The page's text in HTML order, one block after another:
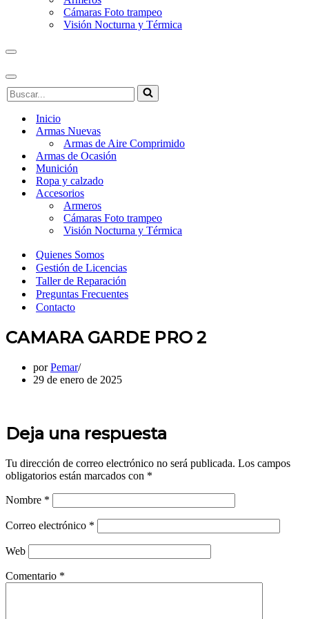
Cámaras Foto trampeo
Visión Nocturna y Térmica
Menú
navegación
Menú
de
navegación
Buscar...
Inicio
Armas Nuevas
Armas de Aire Comprimido
Armas de Ocasión
Munición
Ropa y calzado
Accesorios
Armeros
Cámaras Foto trampeo
Visión Nocturna y Térmica
Quienes Somos
Gestión de Licencias
Taller de Reparación
Preguntas Frecuentes
Contacto
CAMARA GARDE PRO 2
porPemar
29 de enero de 2025
Deja una respuesta
Tu dirección de correo electrónico no será publicada. Los campos
obligatorios están marcados con *
Nombre *
Correo electrónico *
Web
Comentario *